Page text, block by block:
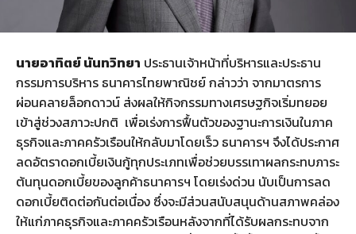
นายอาทิตย์ นันทวิทยา ประธานเจ้าหน้าที่บริหารและประธาน
กรรมการบริหาร ธนาคารไทยพาณิชย์ กล่าวว่า จากมาตรการ
ผ่อนคลายล็อกดาวน์ ส่งผลให้กิจกรรมทางเศรษฐกิจเริ่มทยอย
เข้าสู่ช่วงสภาวะปกติ เพื่อเร่งการฟื้นตัวของฐานะการเงินในภาค
ธุรกิจและภาคครัวเรือนให้กลับมาโดยเร็ว ธนาคารฯ จึงได้ประกาศ
ลดอัตราดอกเบี้ยเงินกู้ทุกประเภทเพื่อช่วยบรรเทาผลกระทบภาระ
ต้นทุนดอกเบี้ยของลูกค้าธนาคารฯ โดยเร่งด่วน นับเป็นการลด
ดอกเบี้ยติดต่อกันต่อเนื่อง ซึ่งจะมีส่วนสนับสนุนด้านสภาพคล่อง
ให้แก่ภาคธุรกิจและภาคครัวเรือนหลังจากที่ได้รับผลกระทบจาก